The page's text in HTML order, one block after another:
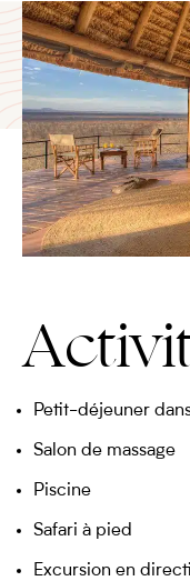
Petit-déjeuner
Salon de massage
Piscine
Safari à pied
Excursion en